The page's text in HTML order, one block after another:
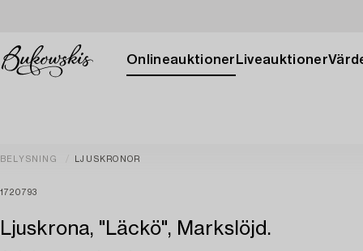
Onlineauktioner Liveauktioner
BELYSNING LJUSKRONOR
1720793
Ljuskrona, "Läckö", Markslöjd.